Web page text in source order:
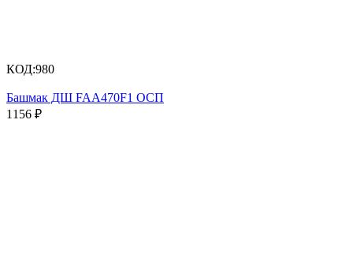
КОД:980
Башмак ДШ FAA470F1 ОСП
1156 ₽